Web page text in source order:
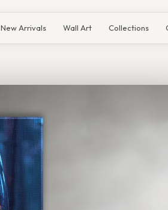
New Arrivals Wall Art Collections